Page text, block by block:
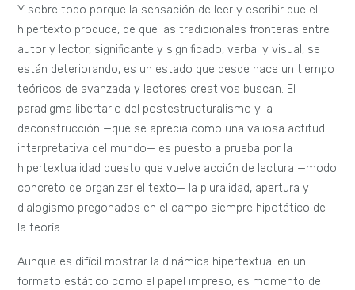
Y sobre todo porque la sensación de leer y escribir que el
hipertexto produce, de que las tradicionales fronteras entre
autor y lector, significante y significado, verbal y visual, se
están deteriorando, es un estado que desde hace un tiempo
teóricos de avanzada y lectores creativos buscan. El
paradigma libertario del postestructuralismo y la
deconstrucción —que se aprecia como una valiosa actitud
interpretativa del mundo— es puesto a prueba por la
hipertextualidad puesto que vuelve acción de lectura —modo
concreto de organizar el texto— la pluralidad, apertura y
dialogismo pregonados en el campo siempre hipotético de
la teoría.
Aunque es difícil mostrar la dinámica hipertextual en un
formato estático como el papel impreso, es momento de